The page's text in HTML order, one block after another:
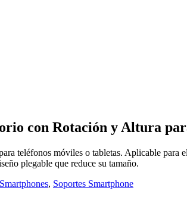
con Rotación y Altura
teléfonos móviles o tabletas. Aplicable
plegable que reduce su tamaño.
, Soportes Smartphone